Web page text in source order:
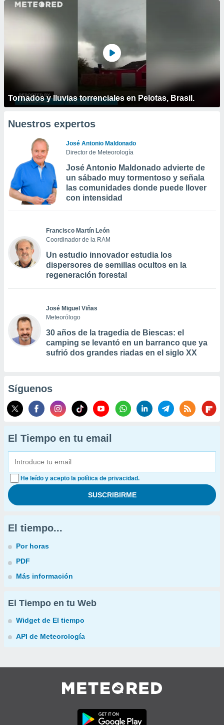
Tornados y lluvias torrenciales en Pelotas, Brasil.
Nuestros expertos
José Antonio Maldonado
Director de Meteorología
José Antonio Maldonado advierte de
un sábado muy tormentoso y señala
las comunidades donde puede llover
con intensidad
Francisco Martín León
Coordinador de la RAM
Un estudio innovador estudia los
dispersores de semillas ocultos en la
regeneración forestal
José Miguel Viñas
Meteorólogo
30 años de la tragedia de Biescas: el
camping se levantó en un barranco que ya
sufrió dos grandes riadas en el siglo XX
Síguenos
El Tiempo en tu email
He leído y acepto la política de privacidad.
El tiempo...
Por horas
PDF
Más información
El Tiempo en tu Web
Widget de El tiempo
API de Meteorología